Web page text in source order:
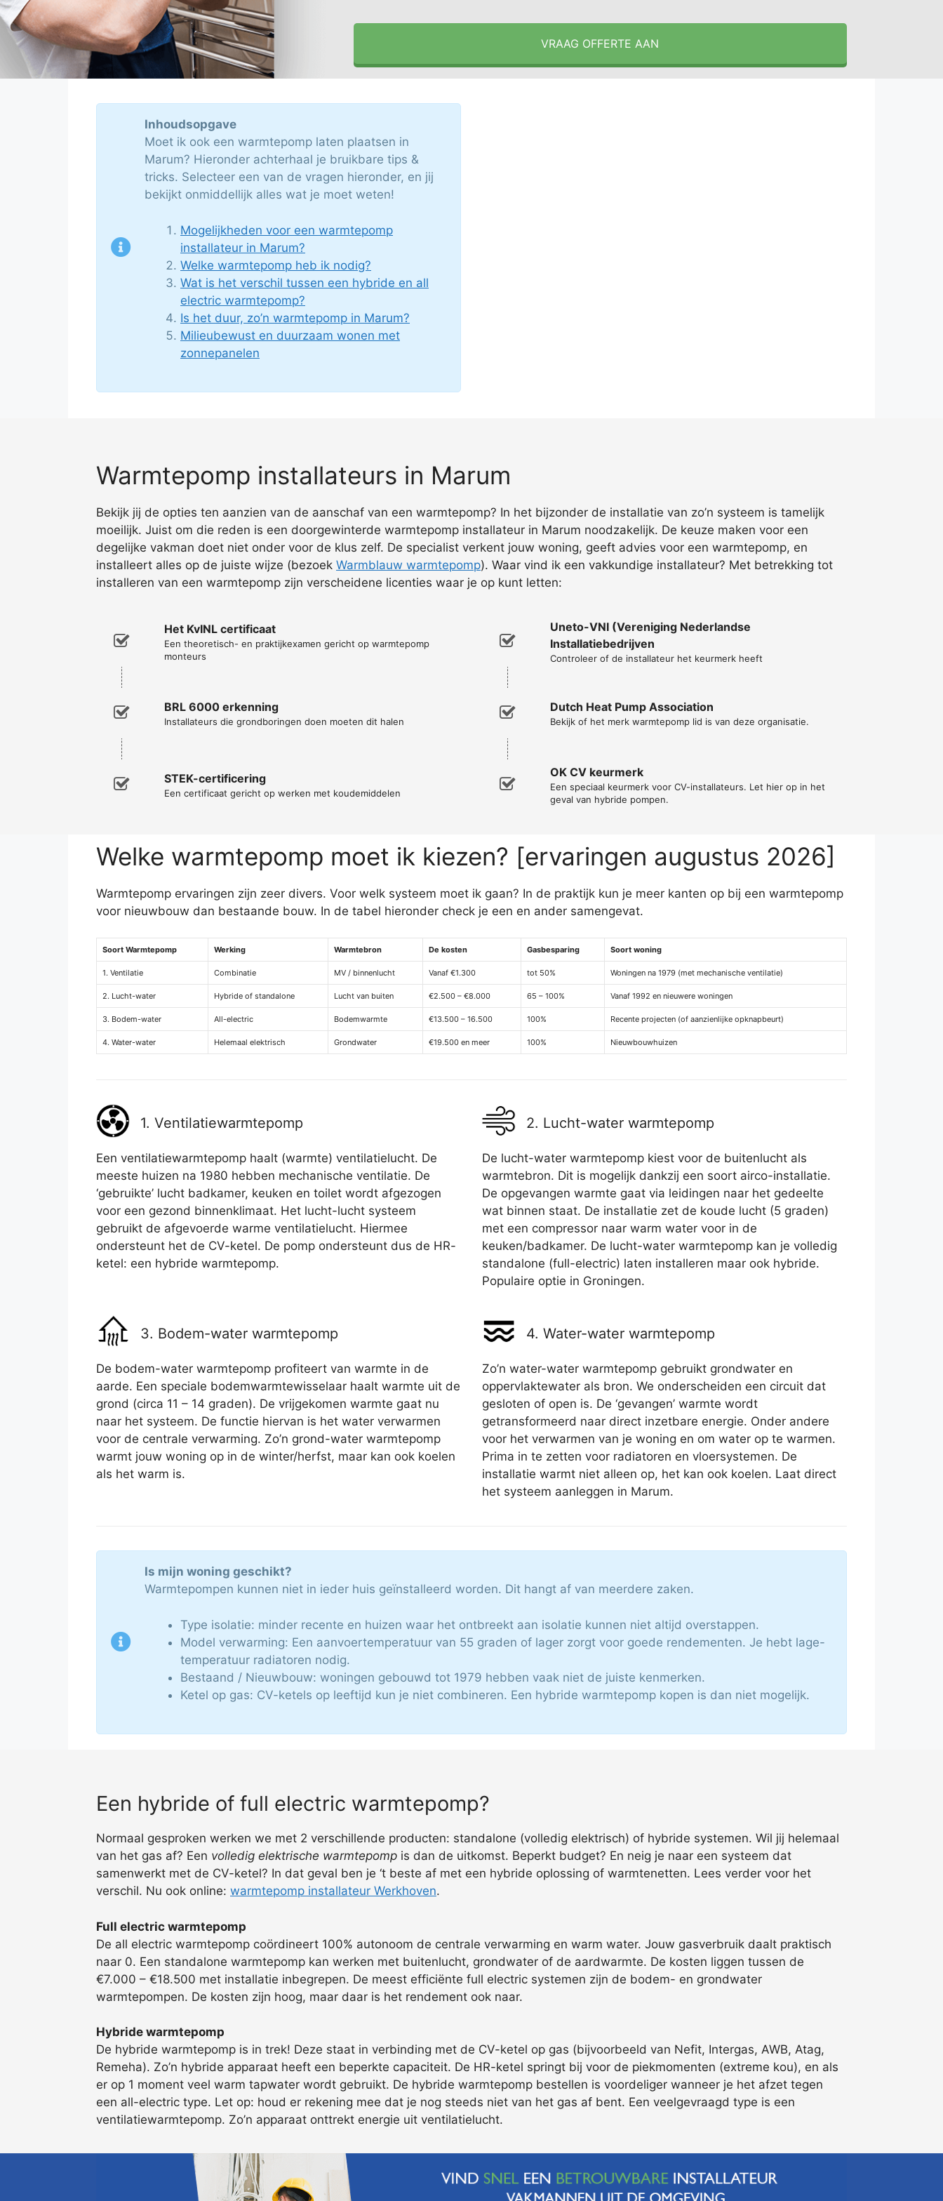
VRAAG OFFERTE AAN
Inhoudsopgave
Moet ik ook een warmtepomp laten plaatsen in
Marum? Hieronder achterhaal je bruikbare tips &
tricks. Selecteer een van de vragen hieronder, en jij
bekijkt onmiddellijk alles wat je moet weten!
Mogelijkheden voor een warmtepomp
installateur in Marum?
Welke warmtepomp heb ik nodig?
Wat is het verschil tussen een hybride en all
electric warmtepomp?
Is het duur, zo’n warmtepomp in Marum?
Milieubewust en duurzaam wonen met
zonnepanelen
Warmtepomp installateurs in Marum
Bekijk jij de opties ten aanzien van de aanschaf van een warmtepomp? In het bijzonder de installatie van zo’n systeem is tamelijk
moeilijk. Juist om die reden is een doorgewinterde warmtepomp installateur in Marum noodzakelijk. De keuze maken voor een
degelijke vakman doet niet onder voor de klus zelf. De specialist verkent jouw woning, geeft advies voor een warmtepomp, en
installeert alles op de juiste wijze (bezoek Warmblauw warmtepomp). Waar vind ik een vakkundige installateur? Met betrekking tot
installeren van een warmtepomp zijn verscheidene licenties waar je op kunt letten:
Het KvINL certificaat
Een theoretisch- en praktijkexamen gericht op warmtepomp
monteurs
BRL 6000 erkenning
Installateurs die grondboringen doen moeten dit halen
STEK-certificering
Een certificaat gericht op werken met koudemiddelen
Uneto-VNI (Vereniging Nederlandse
Installatiebedrijven
Controleer of de installateur het keurmerk heeft
Dutch Heat Pump Association
Bekijk of het merk warmtepomp lid is van deze organisatie.
OK CV keurmerk
Een speciaal keurmerk voor CV-installateurs. Let hier op in het
geval van hybride pompen.
Welke warmtepomp moet ik kiezen? [ervaringen augustus 2026]
Warmtepomp ervaringen zijn zeer divers. Voor welk systeem moet ik gaan? In de praktijk kun je meer kanten op bij een warmtepomp
voor nieuwbouw dan bestaande bouw. In de tabel hieronder check je een en ander samengevat.
Soort Warmtepomp Werking Warmtebron De kosten Gasbesparing Soort woning
1. Ventilatie Combinatie MV / binnenlucht Vanaf €1.300 tot 50% Woningen na 1979 (met mechanische ventilatie)
2. Lucht-water Hybride of standalone Lucht van buiten €2.500 – €8.000 65 – 100% Vanaf 1992 en nieuwere woningen
3. Bodem-water All-electric Bodemwarmte €13.500 – 16.500 100% Recente projecten (of aanzienlijke opknapbeurt)
4. Water-water Helemaal elektrisch Grondwater €19.500 en meer 100% Nieuwbouwhuizen
1. Ventilatiewarmtepomp
Een ventilatiewarmtepomp haalt (warmte) ventilatielucht. De
meeste huizen na 1980 hebben mechanische ventilatie. De
‘gebruikte’ lucht badkamer, keuken en toilet wordt afgezogen
voor een gezond binnenklimaat. Het lucht-lucht systeem
gebruikt de afgevoerde warme ventilatielucht. Hiermee
ondersteunt het de CV-ketel. De pomp ondersteunt dus de HR-
ketel: een hybride warmtepomp.
2. Lucht-water warmtepomp
De lucht-water warmtepomp kiest voor de buitenlucht als
warmtebron. Dit is mogelijk dankzij een soort airco-installatie.
De opgevangen warmte gaat via leidingen naar het gedeelte
wat binnen staat. De installatie zet de koude lucht (5 graden)
met een compressor naar warm water voor in de
keuken/badkamer. De lucht-water warmtepomp kan je volledig
standalone (full-electric) laten installeren maar ook hybride.
Populaire optie in Groningen.
3. Bodem-water warmtepomp
De bodem-water warmtepomp profiteert van warmte in de
aarde. Een speciale bodemwarmtewisselaar haalt warmte uit de
grond (circa 11 – 14 graden). De vrijgekomen warmte gaat nu
naar het systeem. De functie hiervan is het water verwarmen
voor de centrale verwarming. Zo’n grond-water warmtepomp
warmt jouw woning op in de winter/herfst, maar kan ook koelen
als het warm is.
4. Water-water warmtepomp
Zo’n water-water warmtepomp gebruikt grondwater en
oppervlaktewater als bron. We onderscheiden een circuit dat
gesloten of open is. De ‘gevangen’ warmte wordt
getransformeerd naar direct inzetbare energie. Onder andere
voor het verwarmen van je woning en om water op te warmen.
Prima in te zetten voor radiatoren en vloersystemen. De
installatie warmt niet alleen op, het kan ook koelen. Laat direct
het systeem aanleggen in Marum.
Is mijn woning geschikt?
Warmtepompen kunnen niet in ieder huis geïnstalleerd worden. Dit hangt af van meerdere zaken.
Type isolatie: minder recente en huizen waar het ontbreekt aan isolatie kunnen niet altijd overstappen.
Model verwarming: Een aanvoertemperatuur van 55 graden of lager zorgt voor goede rendementen. Je hebt lage-
temperatuur radiatoren nodig.
Bestaand / Nieuwbouw: woningen gebouwd tot 1979 hebben vaak niet de juiste kenmerken.
Ketel op gas: CV-ketels op leeftijd kun je niet combineren. Een hybride warmtepomp kopen is dan niet mogelijk.
Een hybride of full electric warmtepomp?
Normaal gesproken werken we met 2 verschillende producten: standalone (volledig elektrisch) of hybride systemen. Wil jij helemaal
van het gas af? Een volledig elektrische warmtepomp is dan de uitkomst. Beperkt budget? En neig je naar een systeem dat
samenwerkt met de CV-ketel? In dat geval ben je ‘t beste af met een hybride oplossing of warmtenetten. Lees verder voor het
verschil. Nu ook online: warmtepomp installateur Werkhoven.
Full electric warmtepomp
De all electric warmtepomp coördineert 100% autonoom de centrale verwarming en warm water. Jouw gasverbruik daalt praktisch
naar 0. Een standalone warmtepomp kan werken met buitenlucht, grondwater of de aardwarmte. De kosten liggen tussen de
€7.000 – €18.500 met installatie inbegrepen. De meest efficiënte full electric systemen zijn de bodem- en grondwater
warmtepompen. De kosten zijn hoog, maar daar is het rendement ook naar.
Hybride warmtepomp
De hybride warmtepomp is in trek! Deze staat in verbinding met de CV-ketel op gas (bijvoorbeeld van Nefit, Intergas, AWB, Atag,
Remeha). Zo’n hybride apparaat heeft een beperkte capaciteit. De HR-ketel springt bij voor de piekmomenten (extreme kou), en als
er op 1 moment veel warm tapwater wordt gebruikt. De hybride warmtepomp bestellen is voordeliger wanneer je het afzet tegen
een all-electric type. Let op: houd er rekening mee dat je nog steeds niet van het gas af bent. Een veelgevraagd type is een
ventilatiewarmtepomp. Zo’n apparaat onttrekt energie uit ventilatielucht.